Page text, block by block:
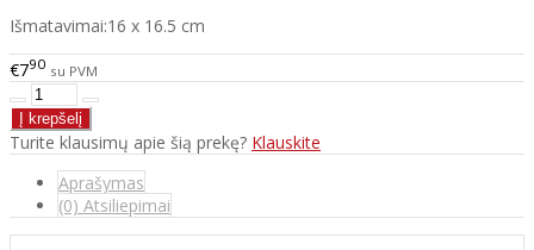
Išmatavimai:16 x 16.5 cm
€790 su PVM
Turite klausimų apie šią prekę? Klauskite
Aprašymas
(0) Atsiliepimai